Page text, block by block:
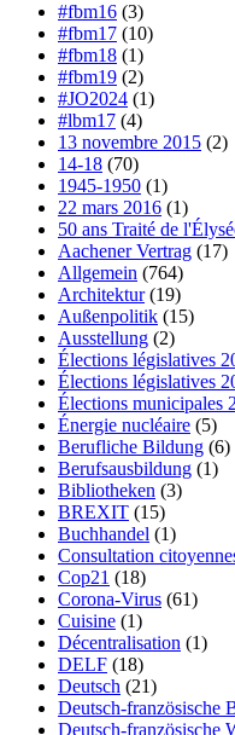
#fbm16 (3)
#fbm17 (10)
#fbm18 (1)
#fbm19 (2)
#JO2024 (1)
#lbm17 (4)
13 novembre 2015 (2)
14-18 (70)
1945-1950 (1)
22 mars 2016 (1)
50 ans Traité de
Aachener Vertrag (17)
Allgemein (764)
Architektur(19)
Außenpolitik (15)
Ausstellung (2)
Élections législatives
Élections législatives
Élections municipales
Énergie nucléaire (5)
Berufliche Bildung (6)
Berufsausbildung (1)
Bibliotheken (3)
BREXIT (15)
Buchhandel (1)
Consultation
Cop21 (18)
Corona-Virus (61)
Cuisine (1)
Décentralisation (1)
DELF (18)
Deutsch (21)
Deutsch-französische
Deutsch-französische